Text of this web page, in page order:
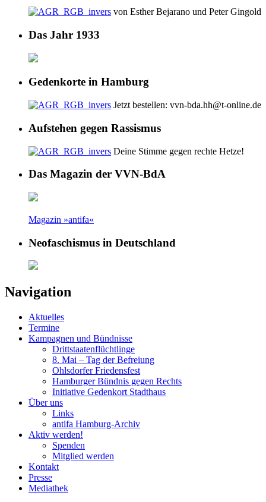
von Esther Bejarano und Peter Gingold
Das Jahr 1933
Gedenkorte in Hamburg
Jetzt bestellen: vvn-bda.hh@t-online.de
Aufstehen gegen Rassismus
Deine Stimme gegen rechte Hetze!
Das Magazin der VVN-BdA
Magazin »antifa«
Neofaschismus in Deutschland
Navigation
Aktuelles
Termine
Kampagnen und Bündnisse
Drittstaatenflüchtlinge
8. Mai – Tag der Befreiung
Ohlsdorfer Friedensfest
Hamburger Bündnis gegen Rechts
Initiative Gedenkort Stadthaus
Über uns
Links
antifa Hamburg-Archiv
Aktiv werden!
Spenden
Mitglied werden
Kontakt
Presse
Mediathek